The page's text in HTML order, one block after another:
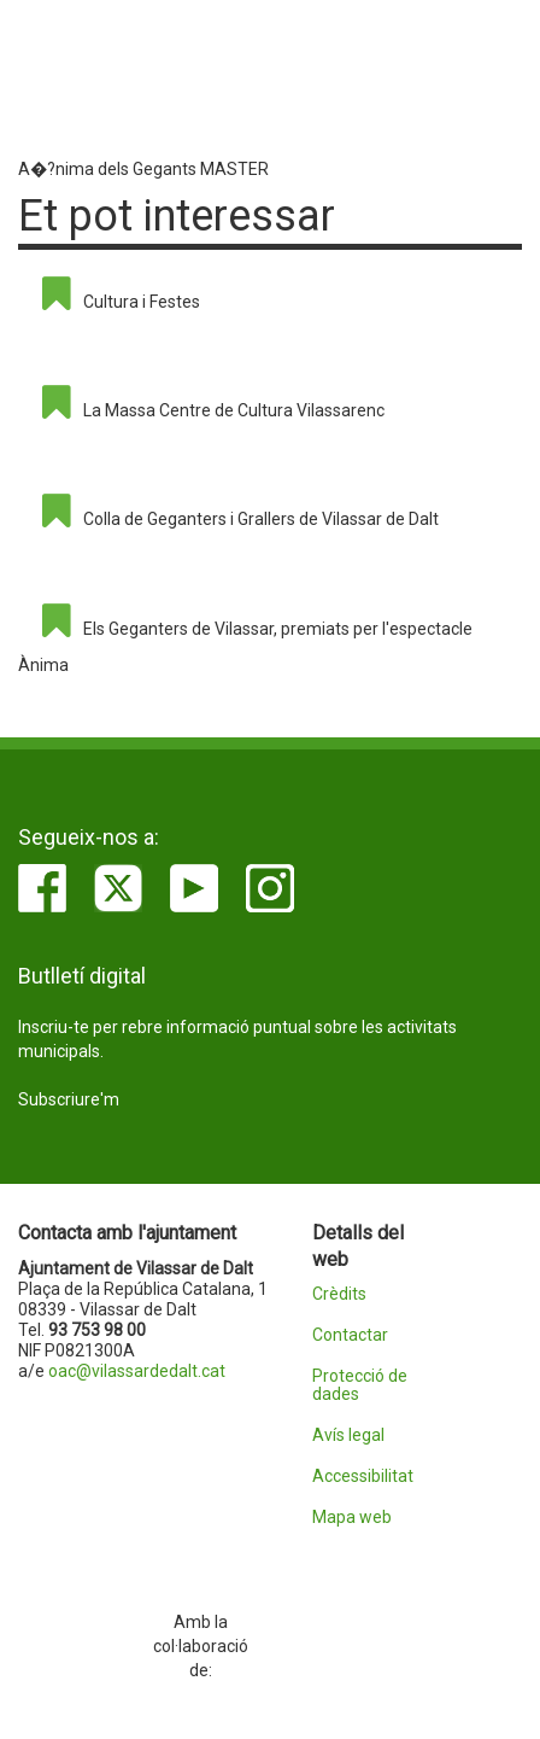
A�?nima dels Gegants MASTER
Et pot interessar
Cultura i Festes
La Massa Centre de Cultura Vilassarenc
Colla de Geganters i Grallers de Vilassar de Dalt
Els Geganters de Vilassar, premiats per l'espectacle
Ànima
Segueix-nos a:
Butlletí digital
Inscriu-te per rebre informació puntual sobre les activitats
municipals.
Subscriure'm
Contacta amb l'ajuntament
Ajuntament de Vilassar de Dalt
Plaça de la República Catalana, 1
08339 - Vilassar de Dalt
Tel. 93 753 98 00
NIF P0821300A
a/e oac@vilassardedalt.cat
Detalls del
web
Crèdits
Contactar
Protecció de
dades
Avís legal
Accessibilitat
Mapa web
Amb la
col·laboració
de: